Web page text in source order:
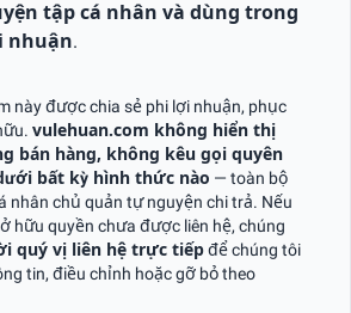
tập cá nhân và dùng trong
nhuận.
này được chia sẻ phi lợi nhuận, phục
vulehuan.com không hiển thị
bán hàng, không kêu gọi quyên
bất kỳ hình thức nào — toàn bộ
nhân chủ quản tự nguyện chi trả. Nếu
hữu quyền chưa được liên hệ, chúng
quý vị liên hệ trực tiếpđể chúng tôi
tin, điều chỉnh hoặc gỡ bỏ theo